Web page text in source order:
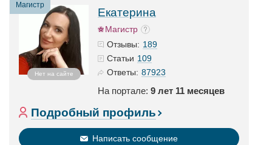
Магистр
Нет на сайте
Екатерина
Магистр
Отзывы: 189
Статьи 109
Ответы: 87923
На портале: 9 лет 11 месяцев
Подробный профиль
Написать сообщение